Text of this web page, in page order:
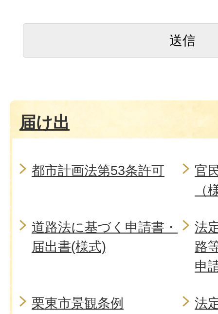
届け出
都市計画法第53条許可
官
（
道路法に基づく申請書・
届出書(様式)
法
路
申
栗東市景観条例
法